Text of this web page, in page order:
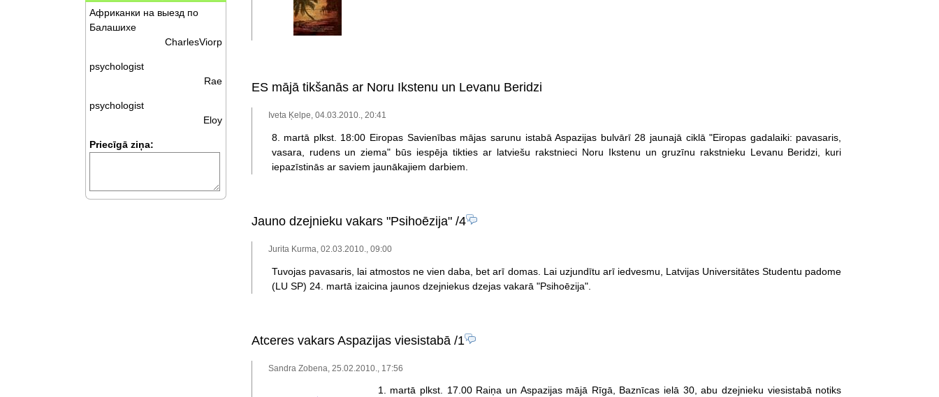
ES mājā tikšanās ar Noru Ikstenu un Levanu Beridzi
Iveta Ķelpe, 04.03.2010., 20:41
8. martā plkst. 18:00 Eiropas Savienības mājas sarunu istabā Aspazijas bulvārī 28 jaunajā ciklā "Eiropas gadalaiki: pavasaris,
vasara, rudens un ziema" būs iespēja tikties ar latviešu rakstnieci Noru Ikstenu un gruzīnu rakstnieku Levanu Beridzi, kuri
iepazīstinās ar saviem jaunākajiem darbiem.
Jauno dzejnieku vakars "Psihoēzija"/4
Jurita Kurma, 02.03.2010., 09:00
Tuvojas pavasaris, lai atmostos ne vien daba, bet arī domas. Lai uzjundītu arī iedvesmu, Latvijas Universitātes Studentu padome
(LU SP) 24. martā izaicina jaunos dzejniekus dzejas vakarā "Psihoēzija".
Atceres vakars Aspazijas viesistabā/1
Sandra Zobena, 25.02.2010., 17:56
1. martā plkst. 17.00 Raiņa un Aspazijas mājā Rīgā, Baznīcas ielā 30, abu dzejnieku viesistabā notiks
Африканки на выезд по
Балашихе
CharlesViorp
psychologist
Rae
psychologist
Eloy
Priecīgā ziņa: